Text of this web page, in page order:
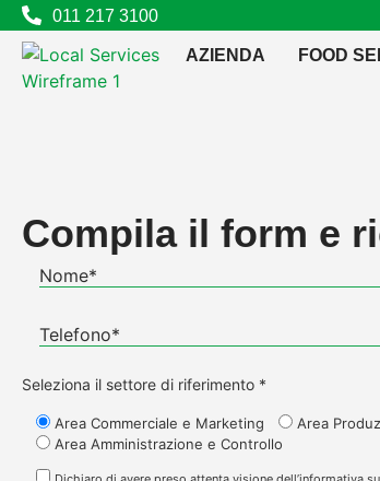
contenuto011 217 3100
AZIENDA FOOD
Compila il form e
Seleziona il settore di riferimento *
Area Commerciale e Marketing Area
Area Amministrazione e Controllo